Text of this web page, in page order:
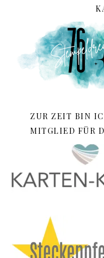
ZUR ZEIT BIN
MITGLIED FÜR